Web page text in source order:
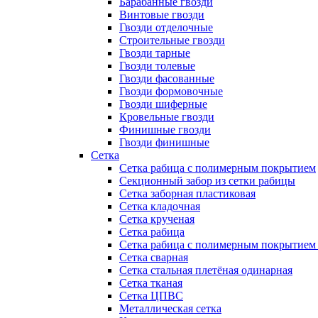
Винтовые гвозди
Гвозди отделочные
Строительные гвозди
Гвозди тарные
Гвозди толевые
Гвозди фасованные
Гвозди формовочные
Гвозди шиферные
Кровельные гвозди
Финишные гвозди
Гвозди финишные
Сетка
Сетка рабица с полимерным покрытием
Секционный забор из сетки рабицы
Сетка заборная пластиковая
Сетка кладочная
Сетка крученая
Сетка рабица
Сетка рабица с полимерным покрытием
Сетка сварная
Сетка стальная плетёная одинарная
Сетка тканая
Сетка ЦПВС
Металлическая сетка